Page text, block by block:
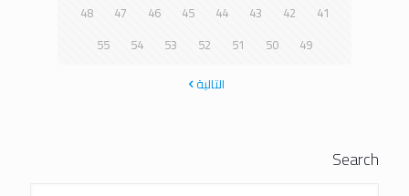
41
42
43
44
45
46
47
48
49
50
51
52
53
54
55
التالية
Search